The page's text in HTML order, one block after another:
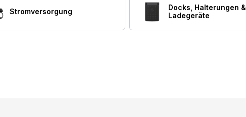
Stromversorgung
Docks, Halterungen &
Ladegeräte